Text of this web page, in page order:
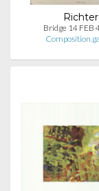
Richter
Bridge 14 FEB